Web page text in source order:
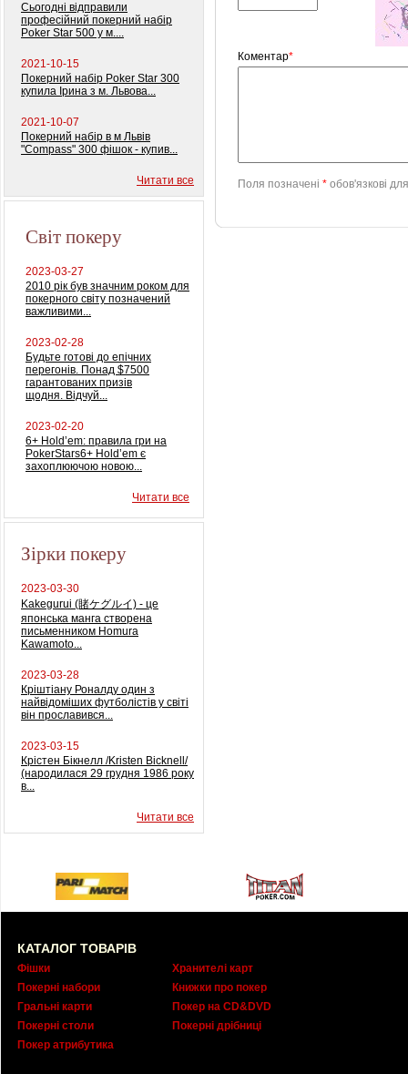
Сьогодні відправили
професійний покерний набір
Poker Star 500 у м....
2021-10-15
Покерний набір Poker Star 300
купила Ірина з м. Львова...
2021-10-07
Покерний набір в м Львів
"Compass" 300 фішок - купив...
Читати все
Світ покеру
2023-03-27
2010 рік був значним роком для
покерного світу позначений
важливими...
2023-02-28
Будьте готові до епічних
перегонів. Понад $7500
гарантованих призів
щодня. Відчуй...
2023-02-20
6+ Hold’em: правила гри на
PokerStars6+ Hold’em є
захоплюючою новою...
Читати все
Зірки покеру
2023-03-30
Kakegurui (賭ケグルイ) - це
японська манга створена
письменником Homura
Kawamoto...
2023-03-28
Кріштіану Роналду один з
найвідоміших футболістів у світі
він прославився...
2023-03-15
Крістен Бікнелл /Kristen Bicknell/
(народилася 29 грудня 1986 року
в...
Читати все
Коментар*
Поля позначені * обов'язкові
КАТАЛОГ ТОВАРІВ
Фішки
Покерні набори
Гральні карти
Покерні столи
Покер атрибутика
Хранителі карт
Книжки про покер
Покер на CD&DVD
Покерні дрібниці